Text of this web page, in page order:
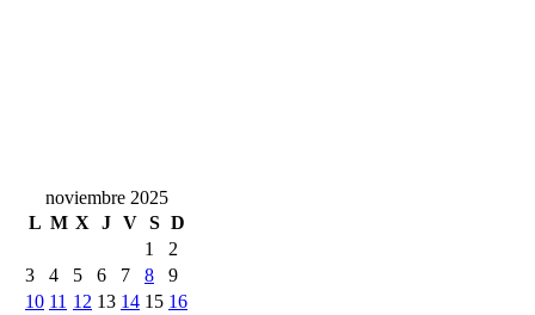
noviembre 2025
L M X J V S D
1
2
3
4 5 6 7 8
9
10 11 12 13 14 15 16